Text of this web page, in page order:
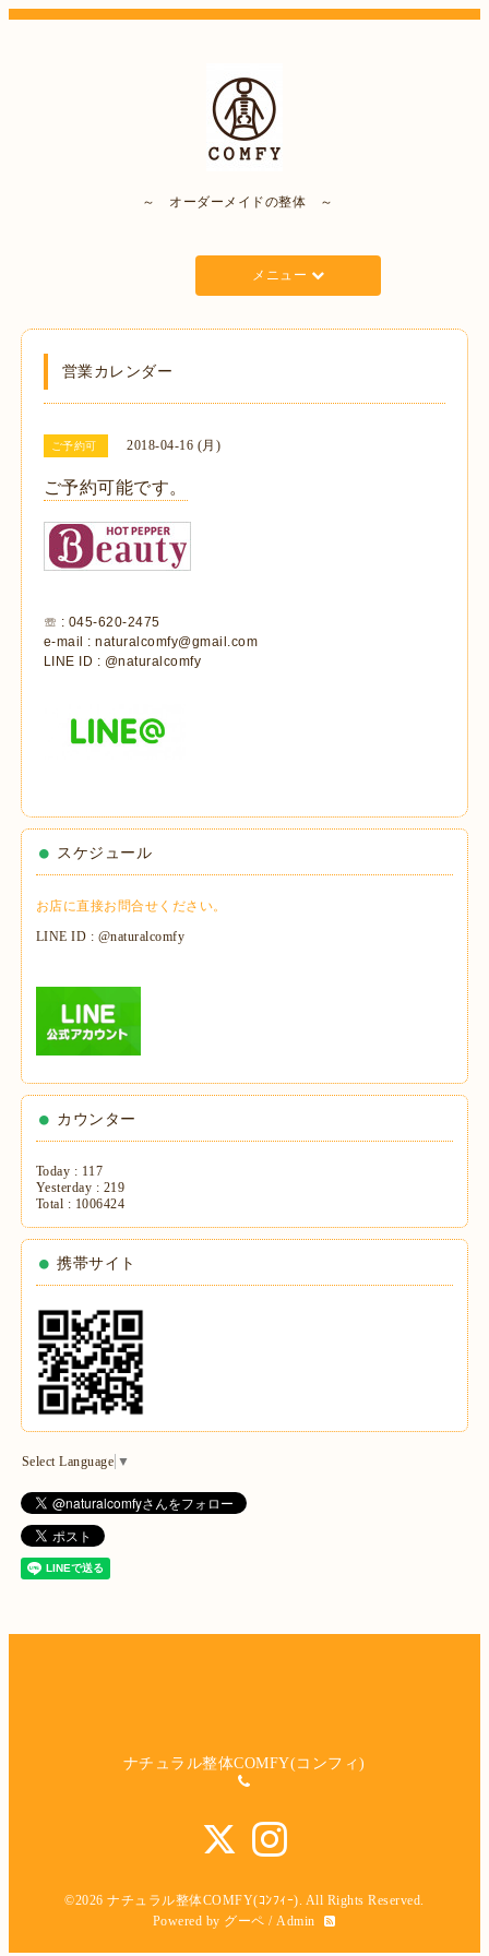
～ オーダーメイドの整体 ～
メニュー
営業カレンダー
ご予約可 2018-04-16 (月)
ご予約可能です。
☏ : 045-620-2475
e-mail : naturalcomfy@gmail.com
LINE ID : @naturalcomfy
スケジュール
お店に直接お問合せください。
LINE ID : @naturalcomfy
カウンター
Today : 117
Yesterday : 219
Total : 1006424
携帯サイト
Select Language ▼
ナチュラル整体COMFY(コンフィ)
©2026ナチュラル整体COMFY(ｺﾝﾌｨｰ) . All Rights Reserved.
Powered by グーペ / Admin